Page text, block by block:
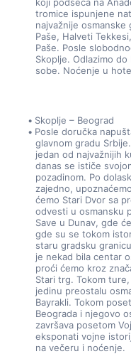
tromice ispunjene
najvažnije osmanske
Paše, Halveti
Paše. Posle
Skoplje. Odlazimo
sobe. Noćenje u
Skoplje – Beograd
Posle doručka
glavnom gradu
jedan od najvažnijih
danas se ističe
pozadinom. Po
zajedno,
ćemo Stari Dvor sa
odvesti u osmansku
Save u Dunav, gde
gde su se tokom
staru gradsku
je nekad bila centar
proći ćemo kroz
Stari trg. Tokom
jedinu preostalu
Bayrakli. Tokom
Beograda i njegovo
završava posetom
eksponati vojne
na večeru i noćenje.